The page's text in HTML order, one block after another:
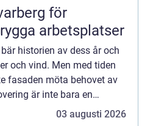
för
arbetsplatser
historien av dess år och
och vind. Men med tiden
fasaden möta behovet av
är inte bara en
03 augusti 2026